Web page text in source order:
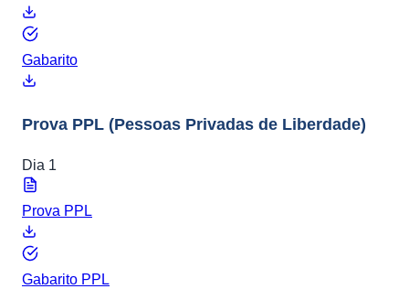
Gabarito
Prova PPL (Pessoas Privadas de Liberdade)
Dia 1
Prova PPL
Gabarito PPL